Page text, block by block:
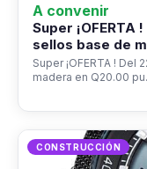
A convenir
Super ¡OFERTA
sellos base de
Super ¡OFERTA !
madera en Q20.00
CONSTRUCCIÓN